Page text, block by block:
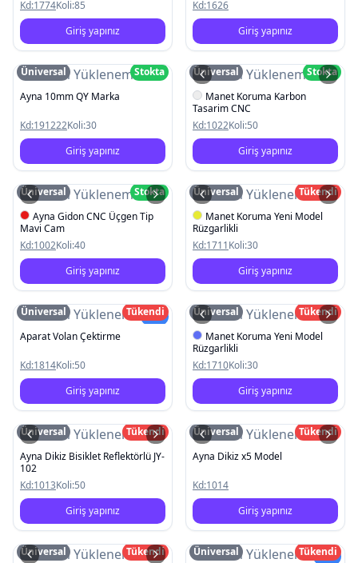
Kd:1774Koli:85
Giriş yapınız
Kd:1626
Giriş yapınız
Resim Yüklenemedi
Üniversal
Stokta
Ayna 10mm QY Marka
Kd:191222Koli:30
Giriş yapınız
Resim Yüklenemedi
Üniversal
Stokta
Manet Koruma Karbon
Tasarim CNC
Kd:1022Koli:50
Giriş yapınız
Resim Yüklenemedi
Üniversal
Stokta
Ayna Gidon CNC Üçgen Tip
Mavi Cam
Kd:1002Koli:40
Giriş yapınız
Resim Yüklenemedi
Üniversal
Tükendi
Manet Koruma Yeni Model
Rüzgarlikli
Kd:1711Koli:30
Giriş yapınız
Resim YüklenemediYeni
Üniversal
Tükendi
Aparat Volan Çektirme
Kd:1814Koli:50
Giriş yapınız
Resim Yüklenemedi
Üniversal
Tükendi
Manet Koruma Yeni Model
Rüzgarlikli
Kd:1710Koli:30
Giriş yapınız
Resim Yüklenemedi
Üniversal
Tükendi
Ayna Dikiz Bisiklet Reflektörlü JY-
102
Kd:1013Koli:50
Giriş yapınız
Resim Yüklenemedi
Üniversal
Tükendi
Ayna Dikiz x5 Model
Kd:1014
Giriş yapınız
Resim Yüklenemedi
Üniversal
Tükendi
Resim YüklenemediYeni
Üniversal
Tükendi